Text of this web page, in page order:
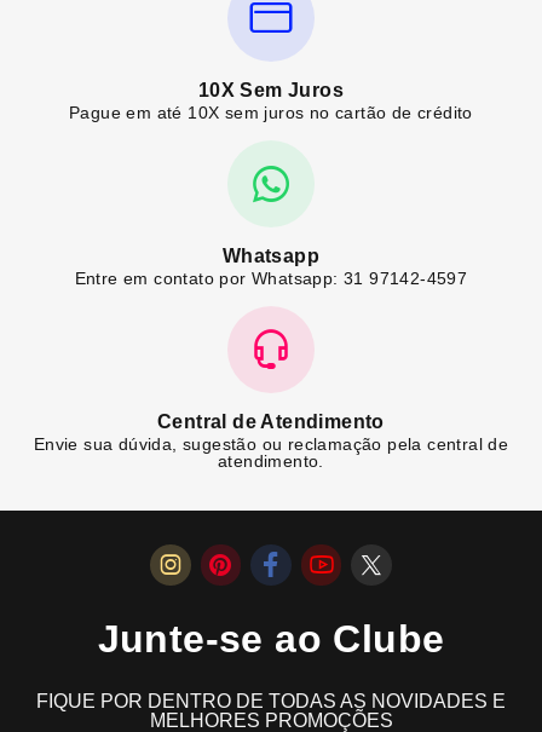
10X Sem Juros
Pague em até 10X sem juros no cartão de crédito
Whatsapp
Entre em contato por Whatsapp: 31 97142-4597
Central de Atendimento
Envie sua dúvida, sugestão ou reclamação pela central de
atendimento.
Junte-se ao Clube
FIQUE POR DENTRO DE TODAS AS NOVIDADES E
MELHORES PROMOÇÕES